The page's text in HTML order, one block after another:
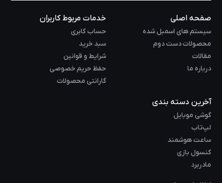
صفحه اصلی
سیستم های اسمبل شده
محصولات دست دوم
مقالات
درباره ما
خدمات مربوط کاربران
حساب کابری
سبد خرید
شرایط و قوانین
حفظ حریم خصوصی
گارانتی محصولات
آخرین دسته بندی
گوشی موبایل
لپ‌تاب
ساعت هوشمند
کنسول بازی
مادربرد